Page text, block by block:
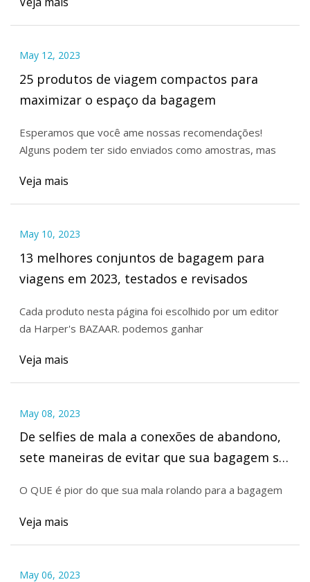
May 12, 2023
25 produtos de viagem compactos para
maximizar o espaço da bagagem
Esperamos que você ame nossas recomendações!
Alguns podem ter sido enviados como amostras, mas
Veja mais
May 10, 2023
13 melhores conjuntos de bagagem para
viagens em 2023, testados e revisados
Cada produto nesta página foi escolhido por um editor
da Harper's BAZAAR. podemos ganhar
Veja mais
May 08, 2023
De selfies de mala a conexões de abandono,
sete maneiras de evitar que sua bagagem se
O QUE é pior do que sua mala rolando para a bagagem
Veja mais
May 06, 2023